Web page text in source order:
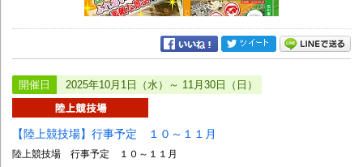
開催日 2025年10月1日（水）～ 11月30日（日）
【陸上競技場】行事予定 １０～１１月
陸上競技場 行事予定 １０～１１月